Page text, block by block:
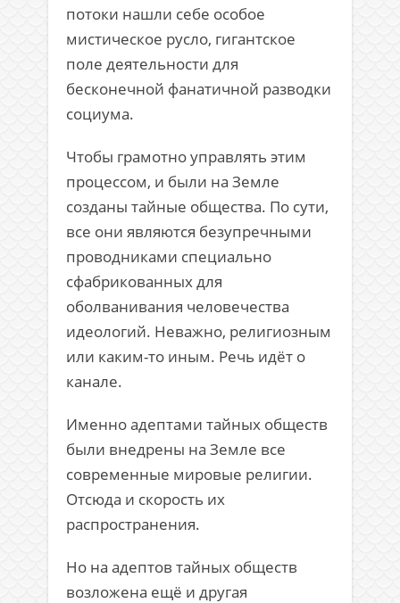
потоки нашли себе особое
мистическое русло, гигантское
поле деятельности для
бесконечной фанатичной разводки
социума.
Чтобы грамотно управлять этим
процессом, и были на Земле
созданы тайные общества. По сути,
все они являются безупречными
проводниками специально
сфабрикованных для
оболванивания человечества
идеологий. Неважно, религиозным
или каким-то иным. Речь идёт о
канале.
Именно адептами тайных обществ
были внедрены на Земле все
современные мировые религии.
Отсюда и скорость их
распространения.
Но на адептов тайных обществ
возложена ещё и другая